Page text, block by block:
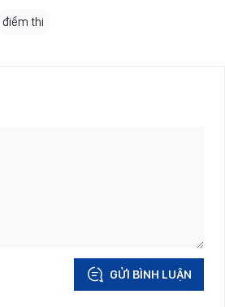
điểm thi
GỬI BÌNH LUẬN